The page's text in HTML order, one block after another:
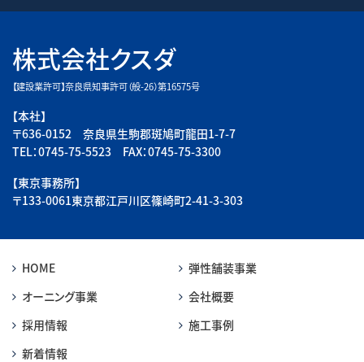
株式会社クスダ
【建設業許可】奈良県知事許可（般-26）第16575号
【本社】
〒636-0152 奈良県生駒郡斑鳩町龍田1-7-7
TEL：0745-75-5523 FAX：0745-75-3300
【東京事務所】
〒133-0061東京都江戸川区篠崎町2-41-3-303
HOME
弾性舗装事業
オーニング事業
会社概要
採用情報
施工事例
新着情報